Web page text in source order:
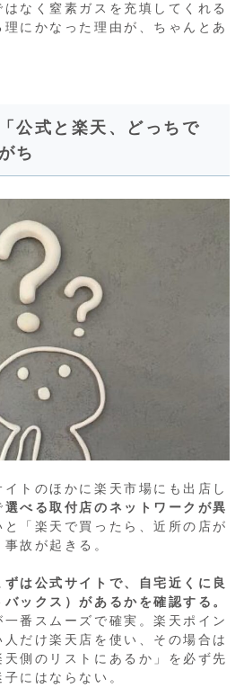
なく窒素ガスを充填してくれる
にかなった理由が、ちゃんとあ
式と楽天、どっちで
ち
トのほかに楽天市場にも出店し
選べる取付店のネットワークが異
と「楽天で買ったら、近所の店が
故が起きる。
ずは公式サイトで、自宅近くに良
ックス）があるかを確認する。
番スムーズで確実。楽天ポイン
人だけ楽天店を使い、その場合は
天側のリストにあるか」を必ず先
にはならない。